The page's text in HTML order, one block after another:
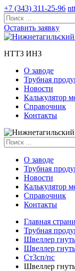
+7 (343) 311-25-96
Оставить заявку
НТТЗ ИНЗ
О заводе
Трубная
Новости
Калькулятор
Справочник
Контакты
О заводе
Трубная
Новости
Калькулятор
Справочник
Контакты
Главная
Трубная
Швеллер
Швеллер
Ст3сп/пс
Швеллер